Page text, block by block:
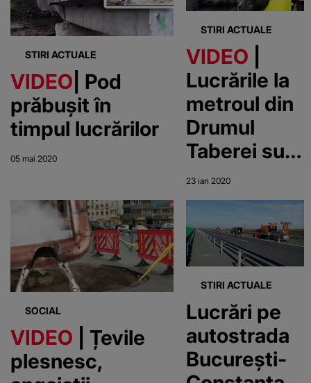
STIRI ACTUALE
VIDEO | Pod
prăbușit în
timpul lucrărilor
05 mai 2020
STIRI ACTUALE
VIDEO
Lucrările la
metroul din
Drumul
Taberei sunt
ca și
încheiate.
Cât mai
durează
până la
inaugurare
23 ian 2020
SOCIAL
VIDEO | Țevile
plesnesc,
STIRI ACTUALE
Lucrări pe
autostrada
Bucureşti-